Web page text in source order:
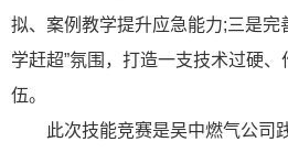
拟、案例教学提升应急能力;三是完
学赶超”氛围，打造一支技术过硬
伍。
此次技能竞赛是吴中燃气公司